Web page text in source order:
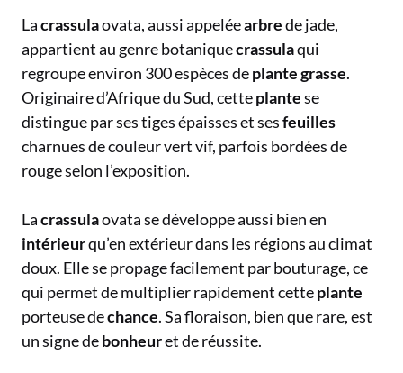
Lacrassulaovata, aussi appeléearbrede jade,
appartient au genre botaniquecrassulaqui
regroupe environ 300 espèces deplante grasse.
Originaire d’Afrique du Sud, cetteplantese
distingue par ses tiges épaisses et sesfeuilles
charnues de couleur vert vif, parfois bordées de
rouge selon l’exposition.
Lacrassulaovata se développe aussi bien en
intérieurqu’en extérieur dans les régions au climat
doux. Elle se propage facilement par bouturage, ce
qui permet de multiplier rapidement cetteplante
porteuse dechance. Sa floraison, bien que rare, est
un signe debonheuret de réussite.